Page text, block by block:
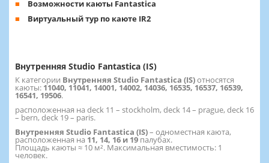
Возможности каюты Fantastica
Виртуальный тур по каюте IR2
Внутренняя Studio Fantastica (IS)
К категории Внутренняя Studio Fantastica (IS)относятся
каюты: 11040, 11041, 14001, 14002, 14036, 16535, 16537, 16539,
16541, 19506.
расположенная на deck 11 – stockholm, deck 14 – prague, deck 16
– bern, deck 19 – paris.
Внутренняя Studio Fantastica (IS)– одноместная каюта,
расположенная на 11, 14, 16 и 19палубах.
Площадь каюты ≈ 10 м². Максимальная вместимость: 1
человек.